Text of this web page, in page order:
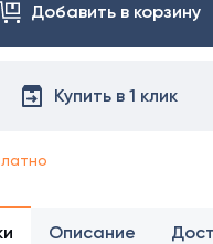
заказа
обратитесь
Добавить в корзину
Купить в 1 клик
Описание